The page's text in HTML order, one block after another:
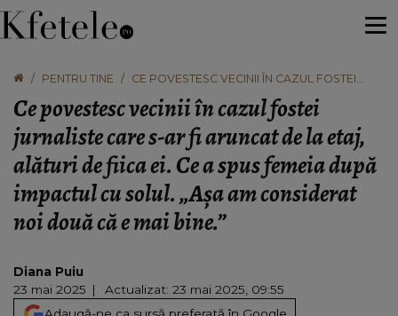
PENTRU TINE
CE POVESTESC VECINII ÎN CAZUL FOSTEI
ETAJ, ALĂTURI DE FIICA EI. CE A SPUS FEMEIA
DUPĂ IMPACTUL CU SOLUL. „AŞA AM
CONSIDERAT NOI DOUĂ CĂ E MAI BINE.”
Ce povestesc vecinii în cazul fostei
jurnaliste care s-ar fi aruncat de la etaj,
alături de fiica ei. Ce a spus femeia după
impactul cu solul. „Aşa am considerat
noi două că e mai bine.”
Diana Puiu
23 mai 2025
Actualizat: 23 mai 2025, 09:55